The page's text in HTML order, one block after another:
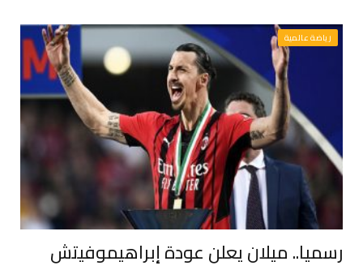
رياضة عالمية
رسميا.. ميلان يعلن عودة إبراهيموفيتش